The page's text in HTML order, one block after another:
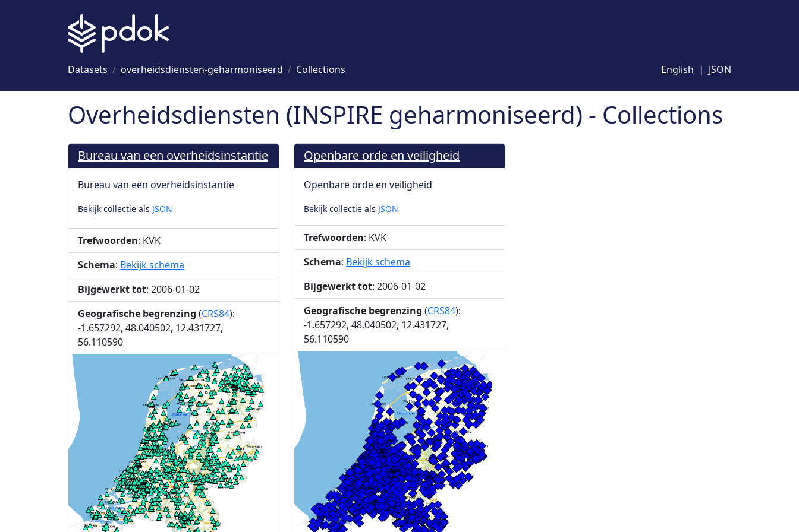
Datasets overheidsdiensten-geharmoniseerd Collections English JSON
Overheidsdiensten (INSPIRE geharmoniseerd) - Collections
Bureau van een overheidsinstantie
Bureau van een overheidsinstantie
Bekijk collectie als JSON
Trefwoorden: KVK
Schema: Bekijk schema
Bijgewerkt tot: 2006-01-02
Geografische begrenzing (CRS84):
-1.657292, 48.040502, 12.431727,
56.110590
Openbare orde en veiligheid
Openbare orde en veiligheid
Bekijk collectie als JSON
Trefwoorden: KVK
Schema: Bekijk schema
Bijgewerkt tot: 2006-01-02
Geografische begrenzing (CRS84):
-1.657292, 48.040502, 12.431727,
56.110590